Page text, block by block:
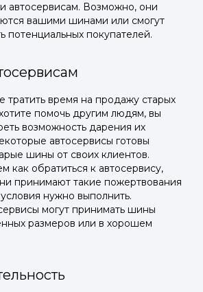
автосервисам. Возможно, они
вашими шинами или смогут
потенциальных покупателей.
тратить время на продажу старых
помочь другим людям, вы
возможность дарения их
автосервисы готовы
шины от своих клиентов.
как обратиться к автосервису,
принимают такие пожертвования
нужно выполнить.
могут принимать шины
размеров или в хорошем